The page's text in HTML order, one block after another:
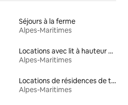
Séjours à la ferme
Alpes-Maritimes
Locations avec lit à hauteur adaptée
Alpes-Maritimes
Locations de résidences de tourisme
Alpes-Maritimes